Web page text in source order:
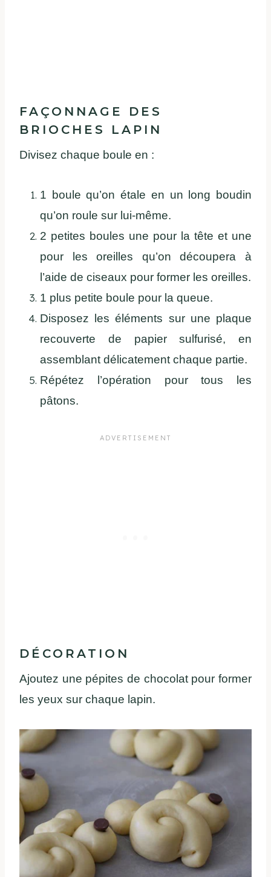
FAÇONNAGE DES
BRIOCHES LAPIN
Divisez chaque boule en :
1 boule qu’on étale en un long boudin
qu’on roule sur lui-même.
2 petites boules une pour la tête et une
pour les oreilles qu’on découpera à
l’aide de ciseaux pour former les oreilles.
1 plus petite boule pour la queue.
Disposez les éléments sur une plaque
recouverte de papier sulfurisé, en
assemblant délicatement chaque partie.
Répétez l’opération pour tous les
pâtons.
DÉCORATION
Ajoutez une pépites de chocolat pour former
les yeux sur chaque lapin.